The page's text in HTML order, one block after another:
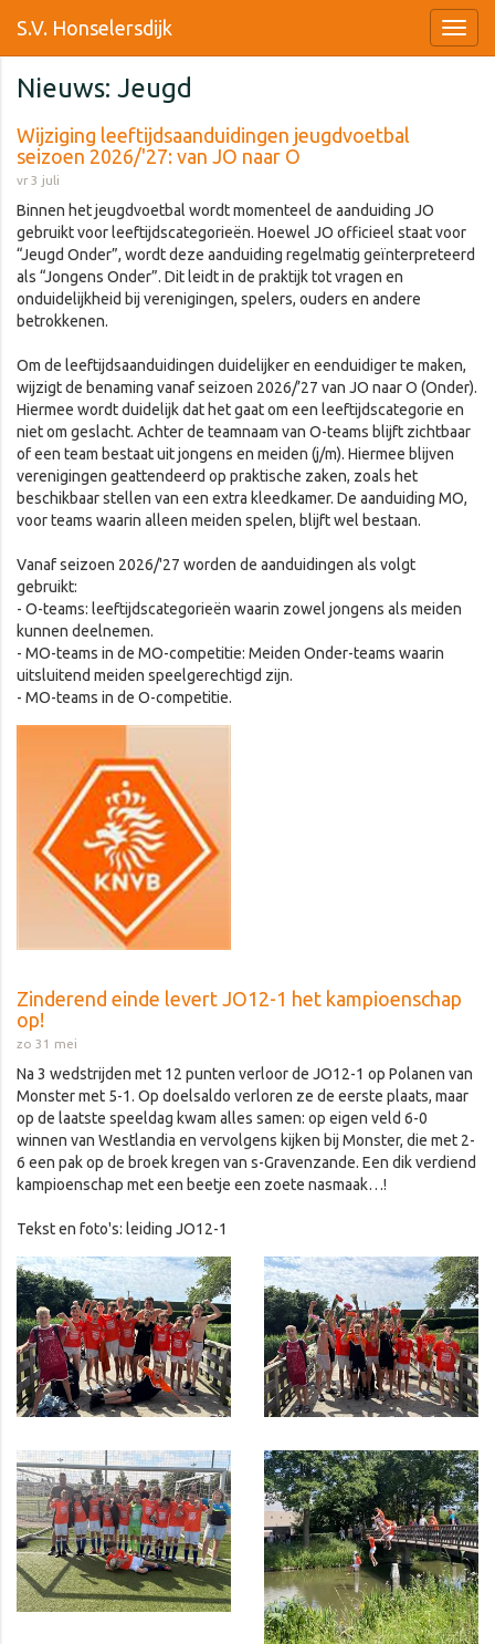
S.V. Honselersdijk
Nieuws: Jeugd
Wijziging leeftijdsaanduidingen jeugdvoetbal
seizoen 2026/'27: van JO naar O
vr 3 juli
Binnen het jeugdvoetbal wordt momenteel de aanduiding JO
gebruikt voor leeftijdscategorieën. Hoewel JO officieel staat voor
“Jeugd Onder”, wordt deze aanduiding regelmatig geïnterpreteerd
als “Jongens Onder”. Dit leidt in de praktijk tot vragen en
onduidelijkheid bij verenigingen, spelers, ouders en andere
betrokkenen.
Om de leeftijdsaanduidingen duidelijker en eenduidiger te maken,
wijzigt de benaming vanaf seizoen 2026/’27 van JO naar O (Onder).
Hiermee wordt duidelijk dat het gaat om een leeftijdscategorie en
niet om geslacht. Achter de teamnaam van O-teams blijft zichtbaar
of een team bestaat uit jongens en meiden (j/m). Hiermee blijven
verenigingen geattendeerd op praktische zaken, zoals het
beschikbaar stellen van een extra kleedkamer. De aanduiding MO,
voor teams waarin alleen meiden spelen, blijft wel bestaan.
Vanaf seizoen 2026/'27 worden de aanduidingen als volgt
gebruikt:
- O-teams: leeftijdscategorieën waarin zowel jongens als meiden
kunnen deelnemen.
- MO-teams in de MO-competitie: Meiden Onder-teams waarin
uitsluitend meiden speelgerechtigd zijn.
- MO-teams in de O-competitie.
Zinderend einde levert JO12-1 het kampioenschap
op!
zo 31 mei
Na 3 wedstrijden met 12 punten verloor de JO12-1 op Polanen van
Monster met 5-1. Op doelsaldo verloren ze de eerste plaats, maar
op de laatste speeldag kwam alles samen: op eigen veld 6-0
winnen van Westlandia en vervolgens kijken bij Monster, die met 2-
6 een pak op de broek kregen van s-Gravenzande. Een dik verdiend
kampioenschap met een beetje een zoete nasmaak…!
Tekst en foto's: leiding JO12-1